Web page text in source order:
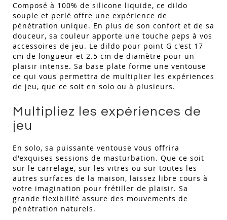
Composé à 100% de silicone liquide, ce dildo
souple et perlé offre une expérience de
pénétration unique. En plus de son confort et de sa
douceur, sa couleur apporte une touche peps à vos
accessoires de jeu. Le dildo pour point G c'est 17
cm de longueur et 2.5 cm de diamètre pour un
plaisir intense. Sa base plate forme une ventouse
ce qui vous permettra de multiplier les expériences
de jeu, que ce soit en solo ou à plusieurs.
Multipliez les expériences de
jeu
En solo, sa puissante ventouse vous offrira
d'exquises sessions de masturbation. Que ce soit
sur le carrelage, sur les vitres ou sur toutes les
autres surfaces de la maison, laissez libre cours à
votre imagination pour frétiller de plaisir. Sa
grande flexibilité assure des mouvements de
pénétration naturels.